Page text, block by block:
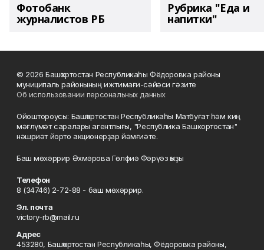
Фотобанк
журналистов РБ
Рубрика "Еда и
напитки"
© 2026 Башҡортостан Республикаһы Фёдоровка районы
муниципаль районының ижтимағи-сәйәси гәзите
Об использовании персональных данных
Ойоштороусы: Башҡортостан Республикаһы Матбуғат һәм киң
мәғлүмәт саралары агентлығы, "Республика Башкортостан"
нәшриәт йорто акционерҙар йәмғиәте.
Баш мөхәррир Әхмәрова Гөлфиә Фәрүәз ҡыҙы
Телефон
8 (34746) 2-72-88 - баш мөхәррир.
Эл. почта
victory-rb@mail.ru
Адрес
453280, Башҡортостан Республикаһы, Фёдоровка районы,